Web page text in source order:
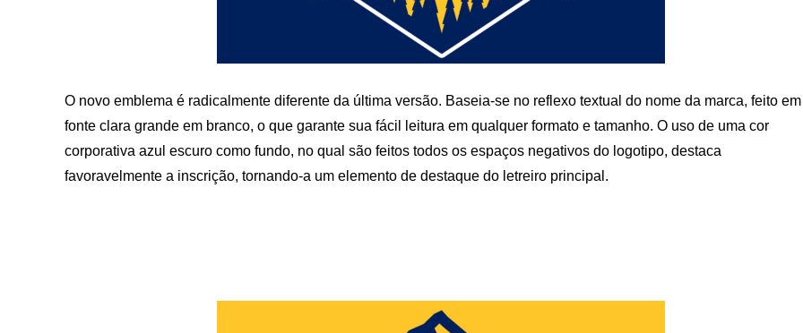
O novo emblema é radicalmente diferente da última versão. Baseia-se no reflexo textual do nome da marca, feito em
fonte clara grande em branco, o que garante sua fácil leitura em qualquer formato e tamanho. O uso de uma cor
corporativa azul escuro como fundo, no qual são feitos todos os espaços negativos do logotipo, destaca
favoravelmente a inscrição, tornando-a um elemento de destaque do letreiro principal.